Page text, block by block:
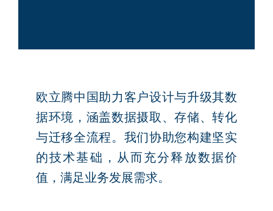
欧立腾中国助力客户设计与升级其数
据环境，涵盖数据摄取、存储、转化
与迁移全流程。我们协助您构建坚实
的技术基础，从而充分释放数据价
值，满足业务发展需求。